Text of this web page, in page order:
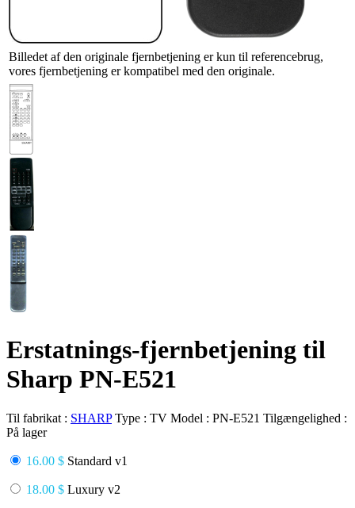
Billedet af den originale fjernbetjening er kun til referencebrug,
vores fjernbetjening er kompatibel med den originale.
Erstatnings-fjernbetjening til
Sharp PN-E521
Til fabrikat : SHARP Type : TV Model : PN-E521 Tilgængelighed :
På lager
16.00 $ Standard v1
18.00 $ Luxury v2